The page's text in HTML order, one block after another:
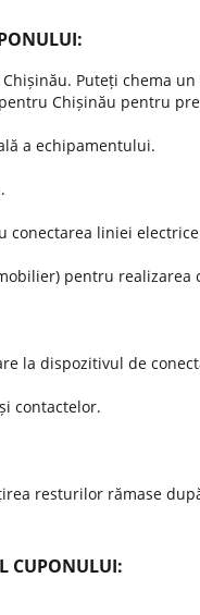
Puteți chema
Chișinău pentru
a echipamentului.
liniei
pentru realizarea
la dispozitivul de
contactelor.
resturilor rămase
CUPONULUI: